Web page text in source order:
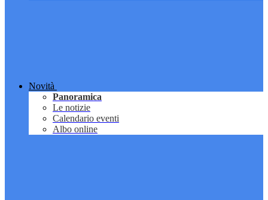
Novità
Panoramica
Le notizie
Calendario eventi
Albo online